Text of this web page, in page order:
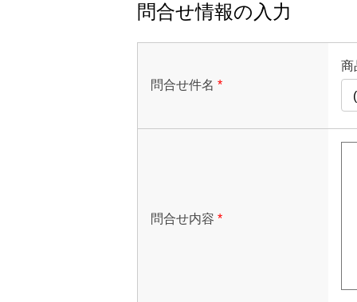
問合せ情報の入力
問合せ件名 *
商
問合せ内容 *